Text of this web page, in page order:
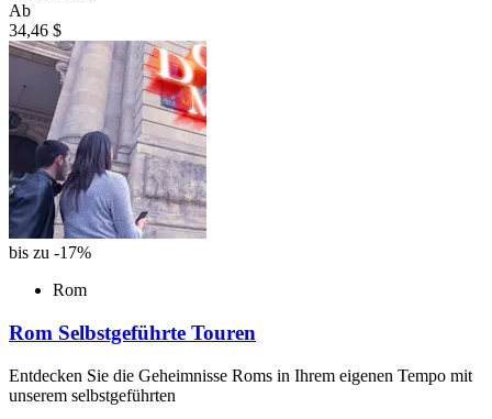
Ab
34,46 $
bis zu -17%
Rom
Rom Selbstgeführte Touren
Entdecken Sie die Geheimnisse Roms in Ihrem eigenen Tempo mit
unserem selbstgeführten